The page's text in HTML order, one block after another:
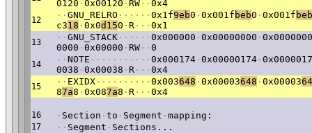
0120 · 0x00120 · RW · · 0x4
12 · · GNU_RELRO · · · · · · 0x1f9eb0 · 0x001f beb0 · 0x001f beb
c318 · 0x0d150 · R · · · 0x1
13 · · GNU_STACK · · · · · · 0x000000 · 0x00000000 ·
0000 · 0x00000 · RW · · 0
14 · · NOTE · · · · · · · · · · · 0x000174 · 0x00000174 ·
0038 · 0x00038 · R · · · 0x4
15 · · EXIDX · · · · · · · · · · 0x003648 · 0x00003648 · 0x00003
87a8 · 0x087a8 · R · · · 0x4
16 · Section · to · Segment · mapping:
17 · · Segment · Sections...